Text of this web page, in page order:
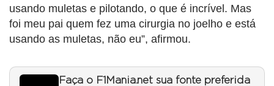
usando muletas e pilotando, o que é incrível. Mas
foi meu pai quem fez uma cirurgia no joelho e está
usando as muletas, não eu”, afirmou.
Faça o F1Mania.net sua fonte preferida